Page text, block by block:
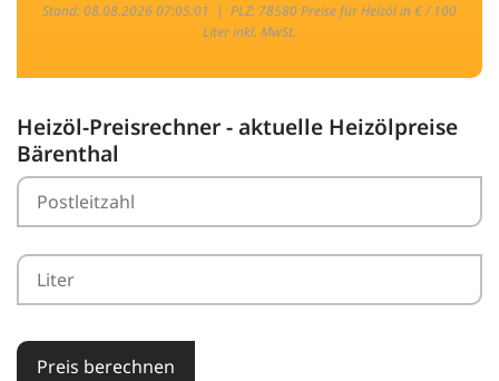
Stand: 08.08.2026 07:05:01 | PLZ: 78580 Preise für Heizöl in € / 100
Liter inkl. MwSt.
Heizöl-Preisrechner - aktuelle Heizölpreise
Bärenthal
Preis berechnen